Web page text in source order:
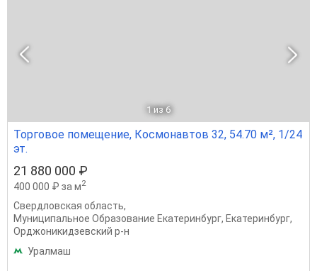
1 из 6
Торговое помещение, Космонавтов 32, 54.70 м², 1/24
эт.
21 880 000 ₽
400 000 ₽ за м2
Свердловская область,
Муниципальное Образование Екатеринбург, Екатеринбург,
Орджоникидзевский р-н
Уралмаш